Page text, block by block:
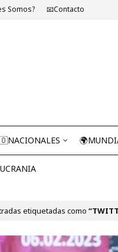
Somos? 📧Contacto
etiquetadas como